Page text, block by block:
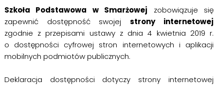
Szkoła Podstawowa w Smarżowej zobowiązuje się
zapewnić dostępność swojejstrony internetowej
zgodnie z przepisami ustawy z dnia 4 kwietnia 2019 r.
o dostępności cyfrowej stron internetowych i aplikacji
mobilnych podmiotów publicznych.
Deklaracja dostępności dotyczy strony internetowej